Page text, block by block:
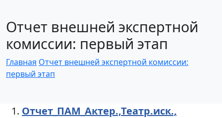
Отчет внешней экспертной
комиссии: первый этап
Главная Отчет внешней экспертной комиссии:
первый этап
Отчет_ПАМ_Актер.,Театр.иск.,